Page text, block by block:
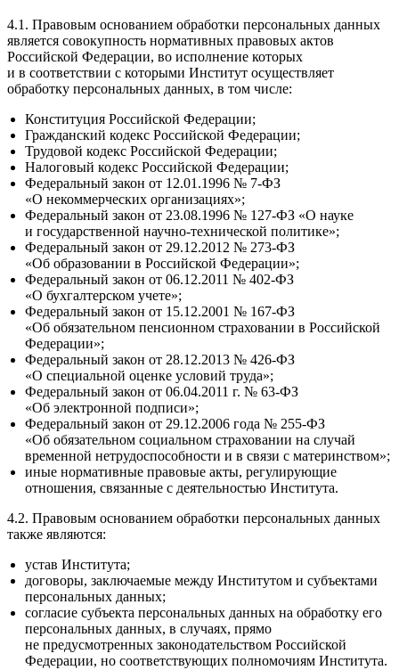
4.1. Правовым основанием обработки персональных данных
является совокупность нормативных правовых актов
Российской Федерации, во исполнение которых
и в соответствии с которыми Институт осуществляет
обработку персональных данных, в том числе:
Конституция Российской Федерации;
Гражданский кодекс Российской Федерации;
Трудовой кодекс Российской Федерации;
Налоговый кодекс Российской Федерации;
Федеральный закон от 12.01.1996 № 7-ФЗ
«О некоммерческих организациях»;
Федеральный закон от 23.08.1996 № 127-ФЗ «О науке
и государственной научно-технической политике»;
Федеральный закон от 29.12.2012 № 273-ФЗ
«Об образовании в Российской Федерации»;
Федеральный закон от 06.12.2011 № 402-ФЗ
«О бухгалтерском учете»;
Федеральный закон от 15.12.2001 № 167-ФЗ
«Об обязательном пенсионном страховании в Российской
Федерации»;
Федеральный закон от 28.12.2013 № 426-ФЗ
«О специальной оценке условий труда»;
Федеральный закон от 06.04.2011 г. № 63-ФЗ
«Об электронной подписи»;
Федеральный закон от 29.12.2006 года № 255-ФЗ
«Об обязательном социальном страховании на случай
временной нетрудоспособности и в связи с материнством»;
иные нормативные правовые акты, регулирующие
отношения, связанные с деятельностью Института.
4.2. Правовым основанием обработки персональных данных
также являются:
устав Института;
договоры, заключаемые между Институтом и субъектами
персональных данных;
согласие субъекта персональных данных на обработку его
персональных данных, в случаях, прямо
не предусмотренных законодательством Российской
Федерации, но соответствующих полномочиям Института.